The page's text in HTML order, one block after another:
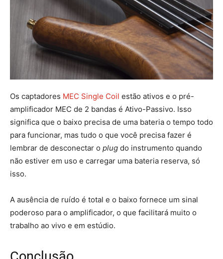
Os captadores MEC Single Coil estão ativos e o pré-
amplificador MEC de 2 bandas é Ativo-Passivo. Isso
significa que o baixo precisa de uma bateria o tempo todo
para funcionar, mas tudo o que você precisa fazer é
lembrar de desconectar o plug do instrumento quando
não estiver em uso e carregar uma bateria reserva, só
isso.
A ausência de ruído é total e o baixo fornece um sinal
poderoso para o amplificador, o que facilitará muito o
trabalho ao vivo e em estúdio.